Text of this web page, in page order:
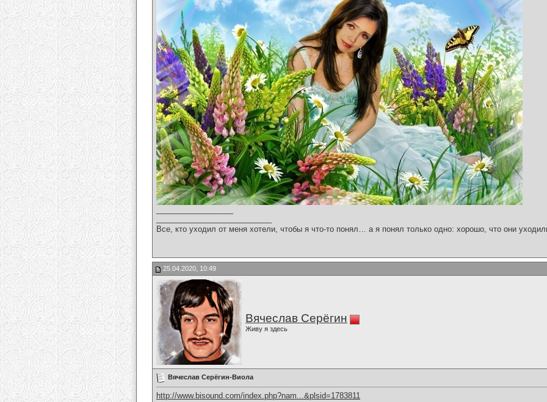
Все, кто уходил от меня хотели, чтобы я что-то понял… а я понял только одно: хорошо, что они
25.04.2020, 10:49
Вячеслав Серёгин
Живу я здесь
Вячеслав Серёгин-Виола
http://www.bisound.com/index.php?nam...&plsid=1783811